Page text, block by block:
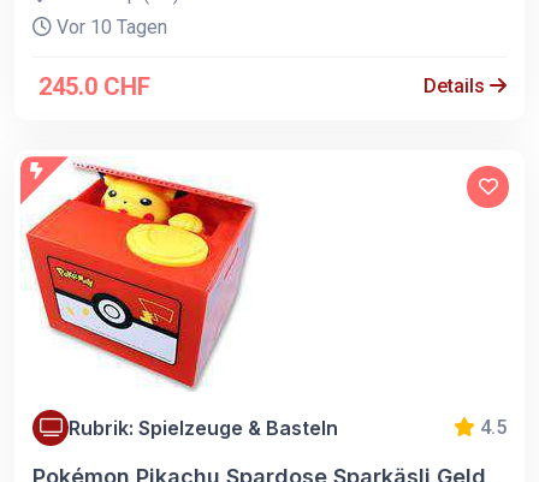
Vor 10 Tagen
245.0 CHF Details
Rubrik: Spielzeuge & Basteln 4.5